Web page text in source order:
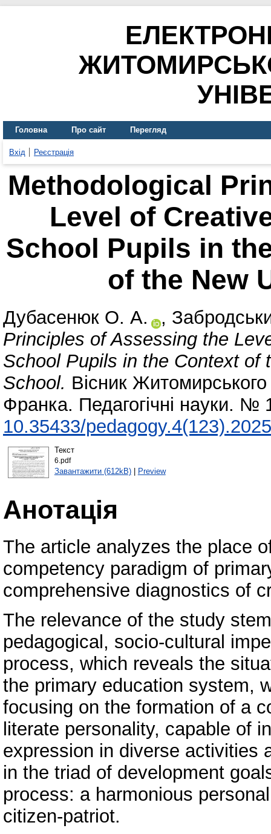
Головна Про сайт Перегляд
Вхід Реєстрація
Methodological
Level of
School Pupils in
of the New
Дубасенюк О. А. ,
Principles of Assessing the
School Pupils in the Context of
School. Вісник Житомирського
Франка. Педагогічні науки.
10.35433/
Текст
6.pdf
Завантажити (612kB)| Preview
Анотація
The article analyzes the place
competency paradigm of
comprehensive diagnostics of
The relevance of the study
pedagogical, socio-cultural
process, which reveals the
the primary education system,
focusing on the formation of a
literate personality, capable of
expression in diverse activities
in the triad of development
process: a harmonious
citizen-patriot.